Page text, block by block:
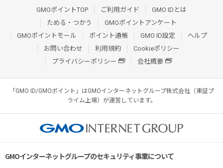
GMOポイントTOP ご利用ガイド
GMO IDとは
ためる・つかう
GMOポイントアンケート
GMOポイントモール
ポイント通帳 GMO ID設定
ヘルプ
お問い合わせ
利用規約
Cookieポリシー
プライバシーポリシー
会社概要
「GMO ID/GMOポイント」はGMOインターネットグループ株式会社（東証プ
ライム上場）が運営しています。
GMOインターネットグループのセキュリティ事業について